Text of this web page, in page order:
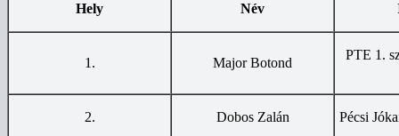
Hely Név
1. Major Botond
PTE 1.
2. Dobos Zalán Pécsi